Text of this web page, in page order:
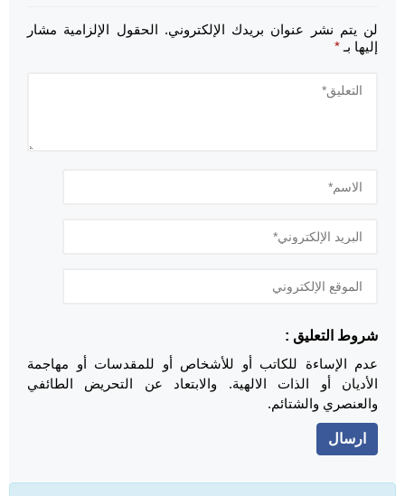
لن يتم نشر عنوان بريدك الإلكتروني. الحقول الإلزامية مشار
إليها بـ *
شروط التعليق :
عدم الإساءة للكاتب أو للأشخاص أو للمقدسات أو مهاجمة
الأديان أو الذات الالهية. والابتعاد عن التحريض الطائفي
والعنصري والشتائم.